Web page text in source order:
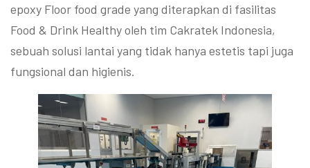
epoxy Floor food grade yang diterapkan di fasilitas
Food & Drink Healthy oleh tim Cakratek Indonesia,
sebuah solusi lantai yang tidak hanya estetis tapi juga
fungsional dan higienis.